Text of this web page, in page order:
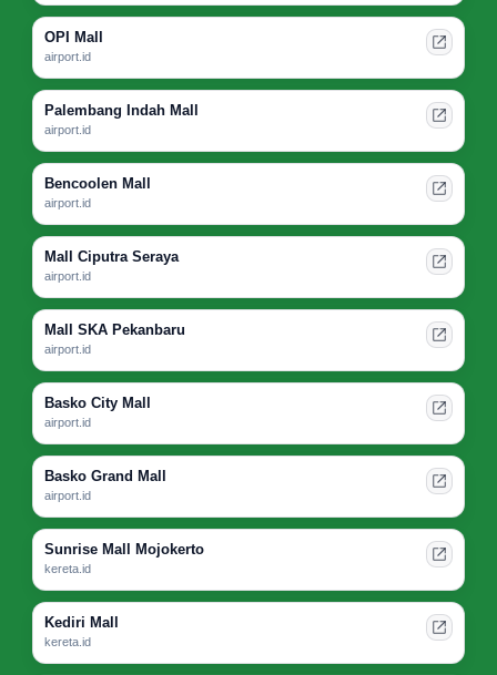
OPI Mall
airport.id
Palembang Indah Mall
airport.id
Bencoolen Mall
airport.id
Mall Ciputra Seraya
airport.id
Mall SKA Pekanbaru
airport.id
Basko City Mall
airport.id
Basko Grand Mall
airport.id
Sunrise Mall Mojokerto
kereta.id
Kediri Mall
kereta.id